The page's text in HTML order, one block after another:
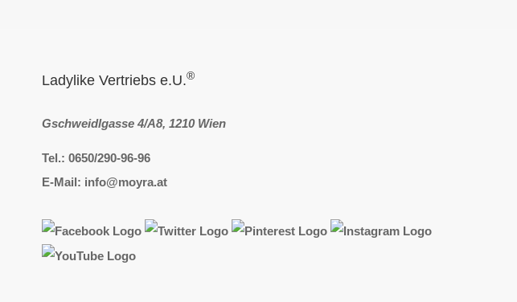
Ladylike Vertriebs e.U.®
Gschweidlgasse 4/A8, 1210 Wien
Tel.: 0650/290-96-96
E-Mail: info@moyra.at